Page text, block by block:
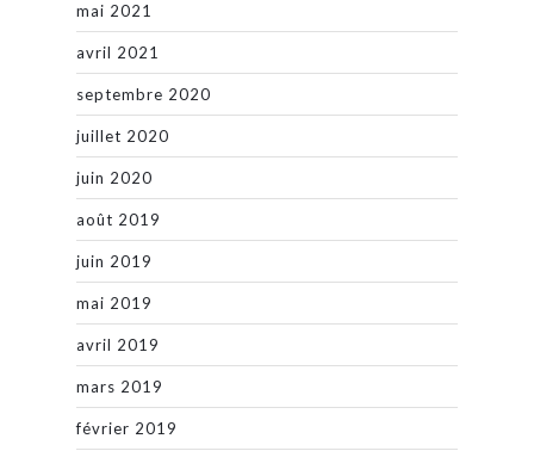
mai 2021
avril 2021
septembre 2020
juillet 2020
juin 2020
août 2019
juin 2019
mai 2019
avril 2019
mars 2019
février 2019